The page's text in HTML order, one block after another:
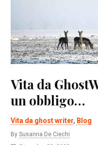
Vita da
un obbligo…
Vita da ghost writer, Blog
BySusanna De Ciechi